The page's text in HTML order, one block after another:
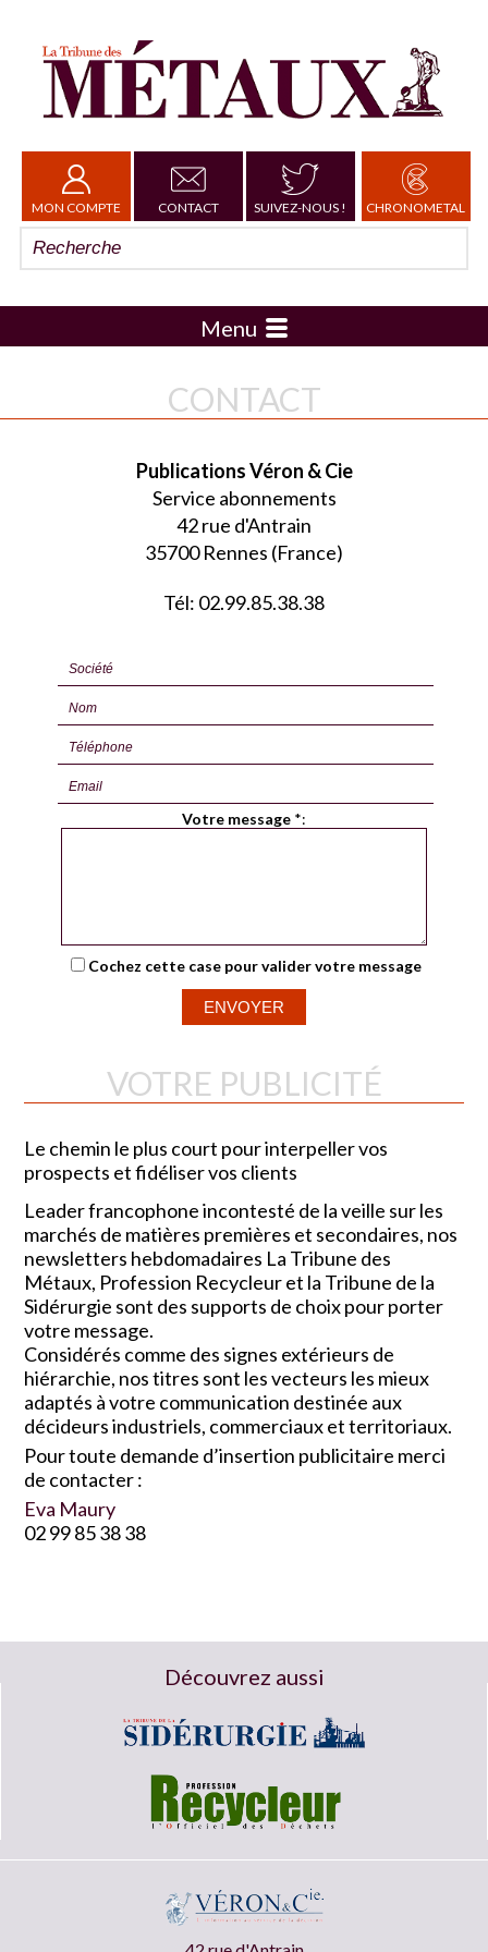
MON COMPTE CONTACT SUIVEZ-NOUS ! CHRONOMETAL
Menu
CONTACT
Publications Véron & Cie
Service abonnements
42 rue d'Antrain
35700 Rennes (France)
Tél: 02.99.85.38.38
Votre message *:
Cochez cette case pour valider votre message
VOTRE PUBLICITÉ
Le chemin le plus court pour interpeller vos
prospects et fidéliser vos clients
Leader francophone incontesté de la veille sur les
marchés de matières premières et secondaires, nos
newsletters hebdomadaires La Tribune des
Métaux, Profession Recycleur et la Tribune de la
Sidérurgie sont des supports de choix pour porter
votre message.
Considérés comme des signes extérieurs de
hiérarchie, nos titres sont les vecteurs les mieux
adaptés à votre communication destinée aux
décideurs industriels, commerciaux et territoriaux.
Pour toute demande d’insertion publicitaire merci
de contacter :
Eva Maury
02 99 85 38 38
Découvrez aussi